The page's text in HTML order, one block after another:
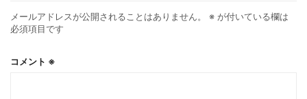
メールアドレスが公開されることはありません。 ※ が付いている欄は
必須項目です
コメント ※